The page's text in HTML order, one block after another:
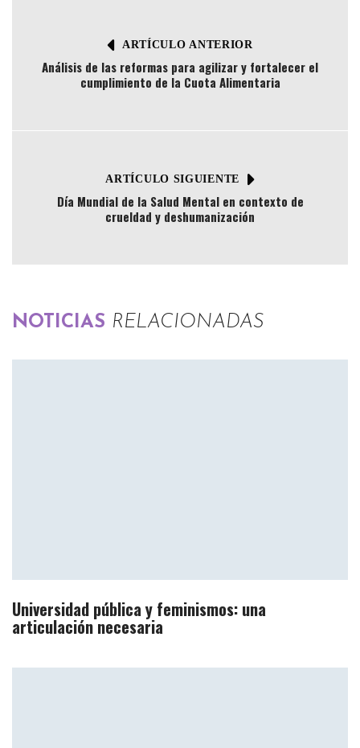
ARTÍCULO ANTERIOR
Análisis de las reformas para agilizar y fortalecer el
cumplimiento de la Cuota Alimentaria
ARTÍCULO SIGUIENTE
Día Mundial de la Salud Mental en contexto de
crueldad y deshumanización
NOTICIAS RELACIONADAS
Universidad pública y feminismos: una
articulación necesaria